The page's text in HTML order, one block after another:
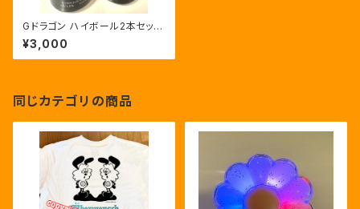
Gドラゴン ハイボール2本セッ
ト！
¥3,000
同じカテゴリの商品